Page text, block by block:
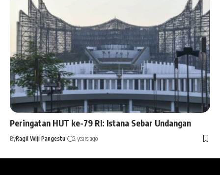
Peringatan HUT ke-79 RI: Istana Sebar Undangan
ByRagil Wiji Pangestu 2 years ago